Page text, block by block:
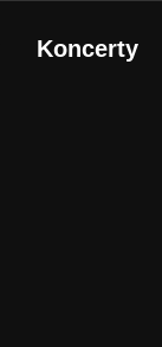
Koncerty